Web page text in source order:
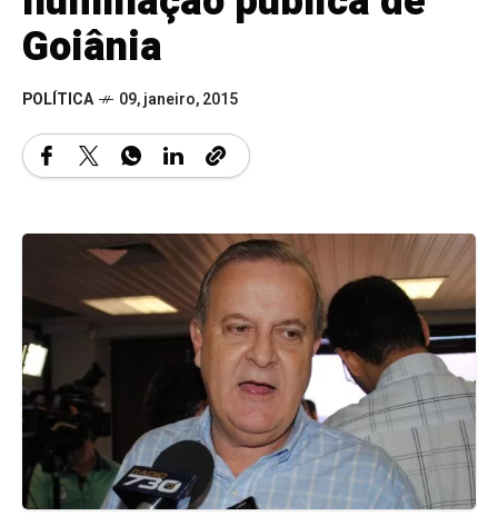
Goiânia
POLÍTICA 09, janeiro, 2015